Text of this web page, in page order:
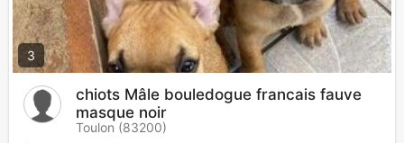
3
chiots Mâle bouledogue francais fauve
masque noir
Toulon (83200)